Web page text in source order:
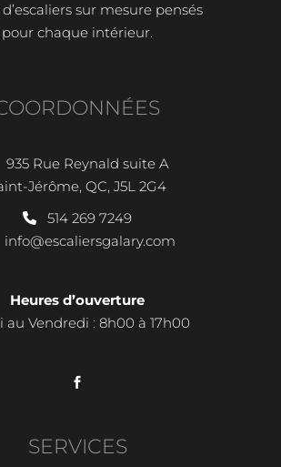
sur mesure pensés
pour chaque intérieur.
935 Rue Reynald suite A
Jérôme, QC, J5L 2G4
514 269 7249
info@escaliersgalary.com
Heures d’ouverture
au Vendredi : 8h00 à 17h00
SERVICES